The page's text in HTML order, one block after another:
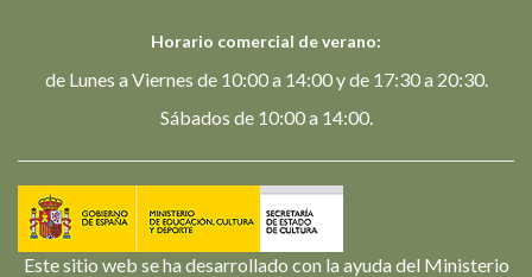
Horario comercial de verano:
de Lunes a Viernes de 10:00 a 14:00 y de 17:30 a 20:30.
Sábados de 10:00 a 14:00.
Este sitio web se ha desarrollado con la ayuda del Ministerio